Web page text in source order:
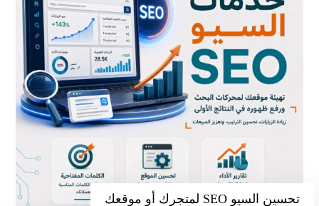
تحسين السيو SEO لمتجرك أو موقعك